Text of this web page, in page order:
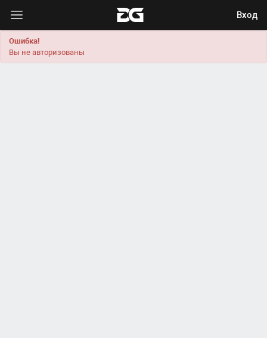
Вход
Ошибка!
Вы не авторизованы